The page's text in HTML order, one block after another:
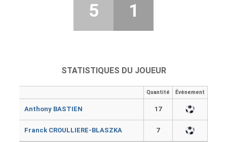
5 1
STATISTIQUES DU JOUEUR
Quantité Évènement
Anthony BASTIEN 17
Franck CROULLIERE-BLASZKA 7